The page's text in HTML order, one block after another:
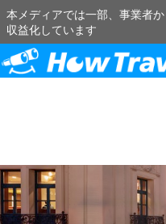
本メディアでは一部、事業者
収益化しています